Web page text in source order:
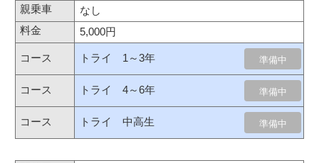
なし
5,000円
トライ 1～3年 準備中
トライ 4～6年 準備中
トライ 中高生 準備中